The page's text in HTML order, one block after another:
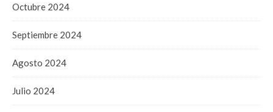
Octubre 2024
Septiembre 2024
Agosto 2024
Julio 2024